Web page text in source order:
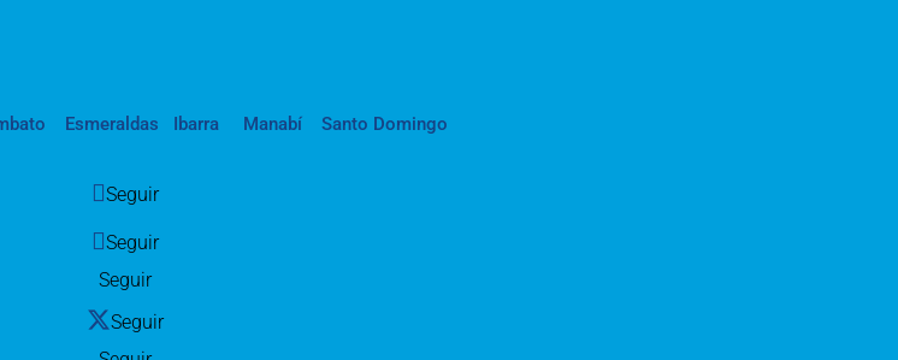
Esmeraldas Ibarra Manabí Santo Domingo
Seguir
Seguir
Seguir
Seguir